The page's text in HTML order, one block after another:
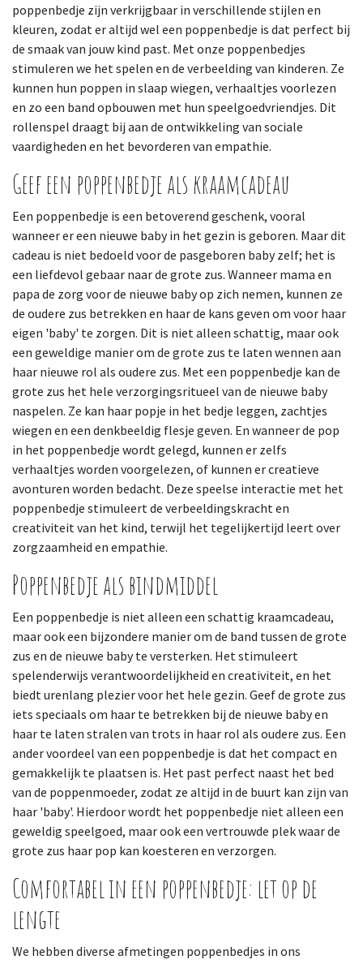
poppenbedje zijn verkrijgbaar in verschillende stijlen en
kleuren, zodat er altijd wel een poppenbedje is dat perfect bij
de smaak van jouw kind past. Met onze poppenbedjes
stimuleren we het spelen en de verbeelding van kinderen. Ze
kunnen hun poppen in slaap wiegen, verhaaltjes voorlezen
en zo een band opbouwen met hun speelgoedvriendjes. Dit
rollenspel draagt bij aan de ontwikkeling van sociale
vaardigheden en het bevorderen van empathie.
Geef een poppenbedje als kraamcadeau
Een poppenbedje is een betoverend geschenk, vooral
wanneer er een nieuwe baby in het gezin is geboren. Maar dit
cadeau is niet bedoeld voor de pasgeboren baby zelf; het is
een liefdevol gebaar naar de grote zus. Wanneer mama en
papa de zorg voor de nieuwe baby op zich nemen, kunnen ze
de oudere zus betrekken en haar de kans geven om voor haar
eigen 'baby' te zorgen. Dit is niet alleen schattig, maar ook
een geweldige manier om de grote zus te laten wennen aan
haar nieuwe rol als oudere zus. Met een poppenbedje kan de
grote zus het hele verzorgingsritueel van de nieuwe baby
naspelen. Ze kan haar popje in het bedje leggen, zachtjes
wiegen en een denkbeeldig flesje geven. En wanneer de pop
in het poppenbedje wordt gelegd, kunnen er zelfs
verhaaltjes worden voorgelezen, of kunnen er creatieve
avonturen worden bedacht. Deze speelse interactie met het
poppenbedje stimuleert de verbeeldingskracht en
creativiteit van het kind, terwijl het tegelijkertijd leert over
zorgzaamheid en empathie.
Poppenbedje als bindmiddel
Een poppenbedje is niet alleen een schattig kraamcadeau,
maar ook een bijzondere manier om de band tussen de grote
zus en de nieuwe baby te versterken. Het stimuleert
spelenderwijs verantwoordelijkheid en creativiteit, en het
biedt urenlang plezier voor het hele gezin. Geef de grote zus
iets speciaals om haar te betrekken bij de nieuwe baby en
haar te laten stralen van trots in haar rol als oudere zus. Een
ander voordeel van een poppenbedje is dat het compact en
gemakkelijk te plaatsen is. Het past perfect naast het bed
van de poppenmoeder, zodat ze altijd in de buurt kan zijn van
haar 'baby'. Hierdoor wordt het poppenbedje niet alleen een
geweldig speelgoed, maar ook een vertrouwde plek waar de
grote zus haar pop kan koesteren en verzorgen.
Comfortabel in een poppenbedje: let op de
lengte
We hebben diverse afmetingen poppenbedjes in ons